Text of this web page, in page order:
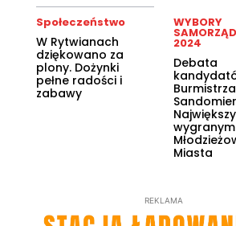
Społeczeństwo
W Rytwianach
dziękowano za
plony. Dożynki
pełne radości i
zabawy
WYBORY
2024
Debata
Burmistrza
wygranym
Miasta
REKLAMA